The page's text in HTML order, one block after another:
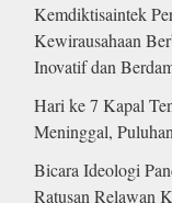
Kemdiktisaintek
Kewirausahaan
Inovatif dan
Hari ke 7 Kapal
Meninggal,
Bicara Ideologi
Ratusan Relawan